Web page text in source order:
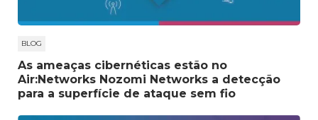
BLOG
As ameaças cibernéticas estão no
Air:Networks Nozomi Networks a detecção
para a superfície de ataque sem fio